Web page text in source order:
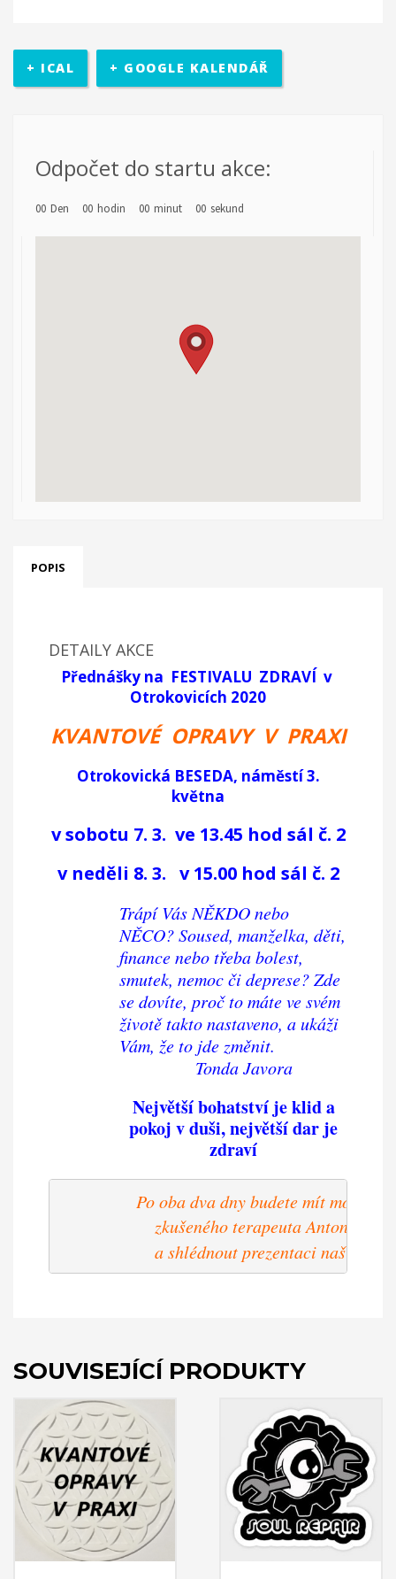
+ ICAL + GOOGLE KALENDÁŘ
Odpočet do startu akce:
00 Den 00 hodin 00 minut 00 sekund
POPIS
DETAILY AKCE
Přednášky na FESTIVALU ZDRAVÍ v
Otrokovicích 2020
KVANTOVÉ OPRAVY V PRAXI
Otrokovická BESEDA, náměstí 3.
května
v sobotu 7. 3. ve 13.45 hod sál č. 2
v neděli 8. 3. v 15.00 hod sál č. 2
Trápí Vás NĚKDO nebo
NĚCO? Soused, manželka, děti,
finance nebo třeba bolest,
smutek, nemoc či deprese?Zde
se dovíte, proč to máteve svém
životě takto nastaveno, a ukáži
Vám, že to jde změnit.
Tonda Javora
Největší bohatství je klid a
pokoj v duši, největší dar je
zdraví
Po oba dva dny budete mít
zkušeného terapeuta Antonína
a shlédnout prezentaci našich
SOUVISEJÍCÍ PRODUKTY